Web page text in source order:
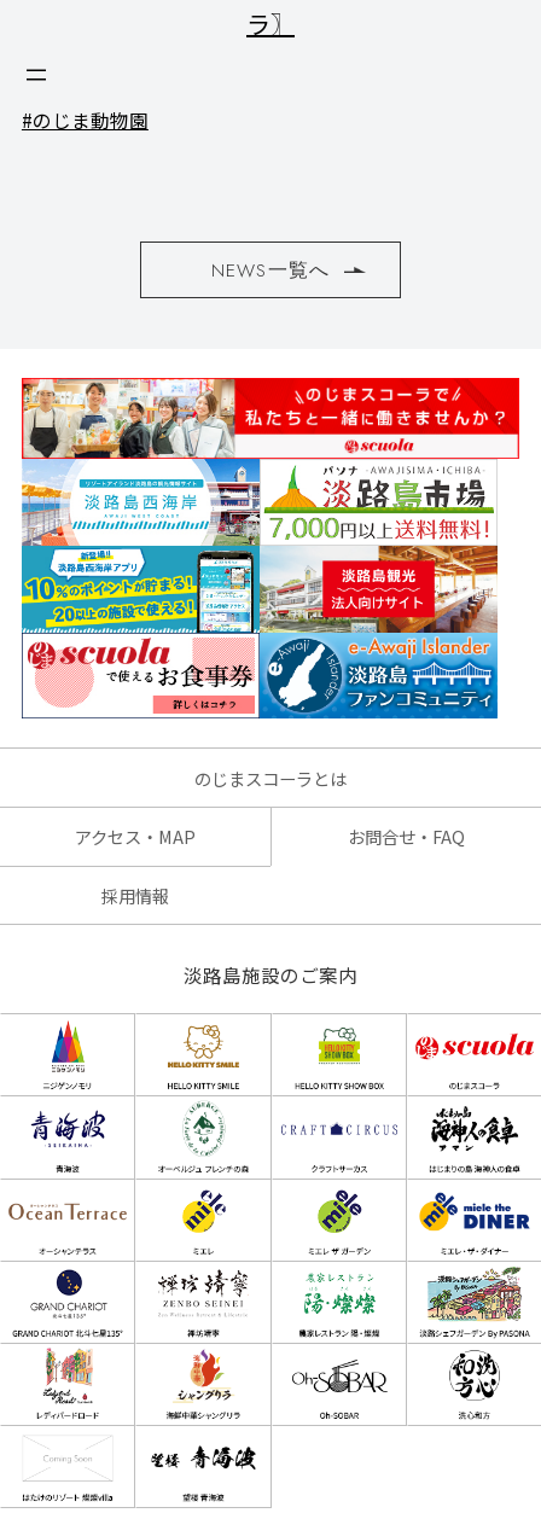
ラ〗
#のじま動物園
NEWS一覧へ
のじまスコーラとは
アクセス・MAP お問合せ・FAQ
採用情報
淡路島施設のご案内